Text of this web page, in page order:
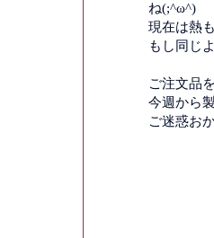
ね(;^ω^)
現在は熱
もし同じ
ご注文品
今週から
ご迷惑お